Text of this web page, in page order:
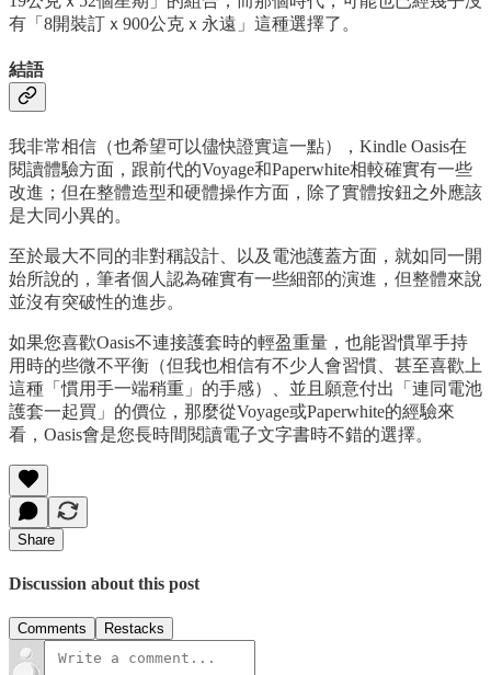
有「8開裝訂ｘ900公克ｘ永遠」這種選擇了。
結語
我非常相信（也希望可以儘快證實這一點），Kindle Oasis在
閱讀體驗方面，跟前代的Voyage和Paperwhite相較確實有一些
改進；但在整體造型和硬體操作方面，除了實體按鈕之外應該
是大同小異的。
至於最大不同的非對稱設計、以及電池護蓋方面，就如同一開
始所說的，筆者個人認為確實有一些細部的演進，但整體來說
並沒有突破性的進步。
如果您喜歡Oasis不連接護套時的輕盈重量，也能習慣單手持
用時的些微不平衡（但我也相信有不少人會習慣、甚至喜歡上
這種「慣用手一端稍重」的手感）、並且願意付出「連同電池
護套一起買」的價位，那麼從Voyage或Paperwhite的經驗來
看，Oasis會是您長時間閱讀電子文字書時不錯的選擇。
Share
Discussion about this post
Comments Restacks